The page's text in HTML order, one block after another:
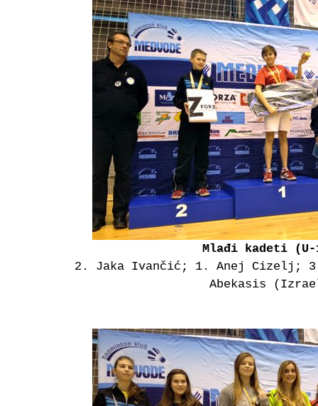
Mlađi kadeti (U-
2. Jaka Ivančić; 1. Anej Cizelj;
Abekasis